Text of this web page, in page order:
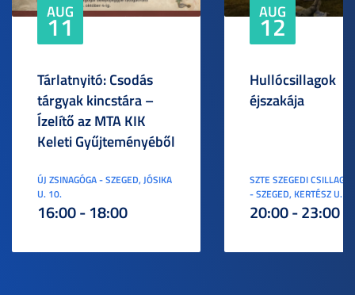
AUG
11
Tárlatnyitó: Csodás
tárgyak kincstára –
Ízelítő az MTA KIK
Keleti Gyűjteményéből
ÚJ ZSINAGÓGA - SZEGED, JÓSIKA
U. 10.
16:00 - 18:00
AUG
12
Hullócsillagok
éjszakája
SZTE SZEGEDI
- SZEGED, KERTÉSZ U. 3.
20:00 - 23:00